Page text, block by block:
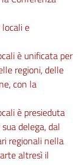
e
è unificata per
regioni, delle
con la
è presieduta
delega, dal
regionali nella
altresì il